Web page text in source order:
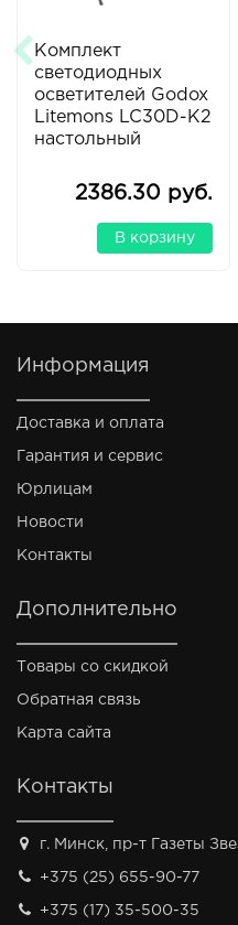
Комплект
светодиодных
осветителей Godox
Litemons LC30D-K2
настольный
2386.30 руб.
В корзину
Информация
Доставка и оплата
Гарантия и сервис
Юрлицам
Новости
Контакты
Дополнительно
Товары со скидкой
Обратная связь
Карта сайта
Контакты
г. Минск, пр-т Газеты
+375 (25) 655-90-77
+375 (17) 35-500-35